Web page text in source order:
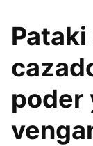
poder